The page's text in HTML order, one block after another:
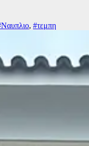
, #τεμπη